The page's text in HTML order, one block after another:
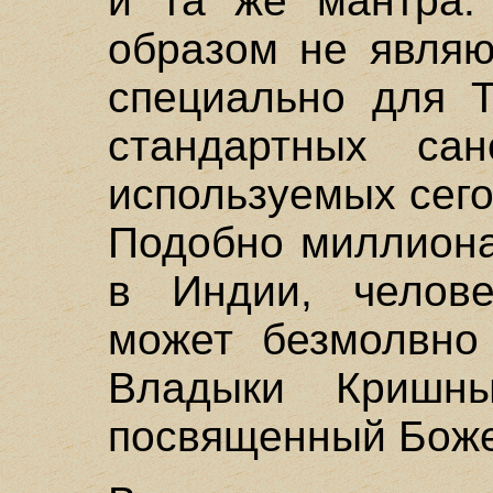
образом не
специально для
стандартных
используемых
Подобно
в Индии,
может
Владыки
посвященный